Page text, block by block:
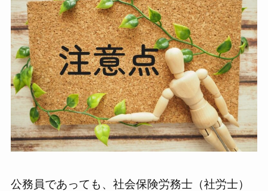
公務員であっても、社会保険労務士（社労士）